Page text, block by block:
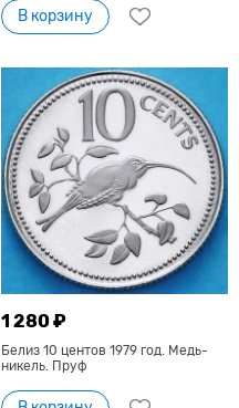
В корзину
1 280 ₽
Белиз 10 центов 1979 год. Медь-
никель. Пруф